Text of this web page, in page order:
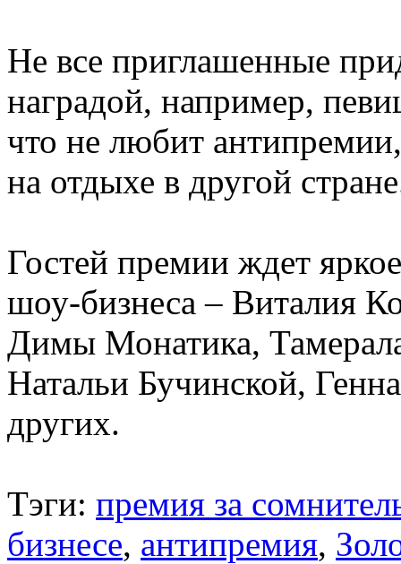
Не все приглашенные
наградой, например,
что не любит
на отдыхе в другой
Гостей премии ждет
шоу-бизнеса – Виталия
Димы Монатика,
Натальи Бучинской,
других.
Тэги: премия за
бизнесе, антипремия,